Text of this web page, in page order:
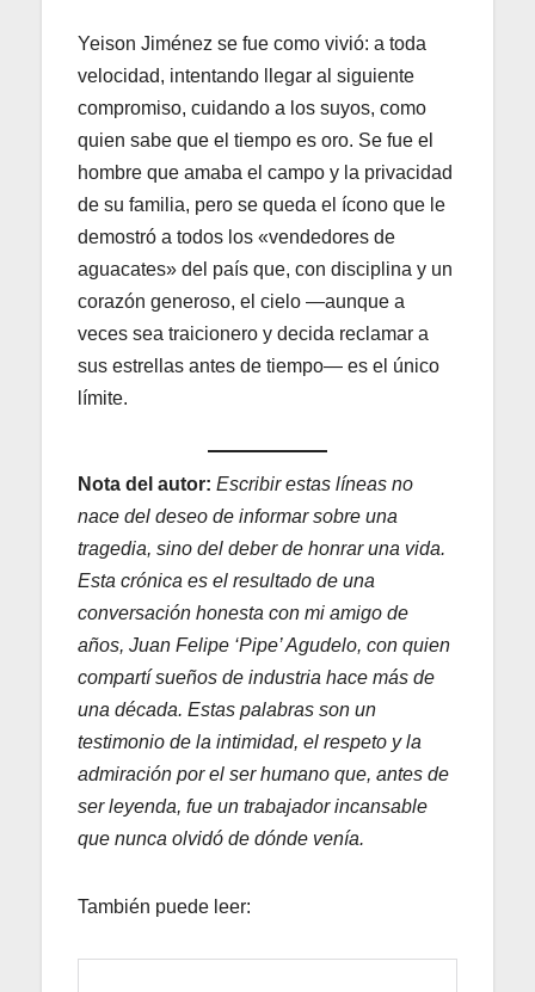
Yeison Jiménez se fue como vivió: a toda
velocidad, intentando llegar al siguiente
compromiso, cuidando a los suyos, como
quien sabe que el tiempo es oro. Se fue el
hombre que amaba el campo y la privacidad
de su familia, pero se queda el ícono que le
demostró a todos los «vendedores de
aguacates» del país que, con disciplina y un
corazón generoso, el cielo —aunque a
veces sea traicionero y decida reclamar a
sus estrellas antes de tiempo— es el único
límite.
Nota del autor: Escribir estas líneas no
nace del deseo de informar sobre una
tragedia, sino del deber de honrar una vida.
Esta crónica es el resultado de una
conversación honesta con mi amigo de
años, Juan Felipe ‘Pipe’ Agudelo, con quien
compartí sueños de industria hace más de
una década. Estas palabras son un
testimonio de la intimidad, el respeto y la
admiración por el ser humano que, antes de
ser leyenda, fue un trabajador incansable
que nunca olvidó de dónde venía.
También puede leer: